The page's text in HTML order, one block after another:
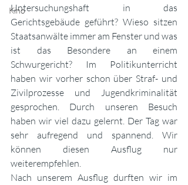
Kino
Untersuchungshaft in das
Gerichtsgebäude geführt? Wieso sitzen
Staatsanwälte immer am Fenster und was
ist das Besondere an einem
Schwurgericht? Im Politikunterricht
haben wir vorher schon über Straf- und
Zivilprozesse und Jugendkriminalität
gesprochen. Durch unseren Besuch
haben wir viel dazu gelernt. Der Tag war
sehr aufregend und spannend. Wir
können diesen Ausflug nur
weiterempfehlen.
Nach unserem Ausflug durften wir im